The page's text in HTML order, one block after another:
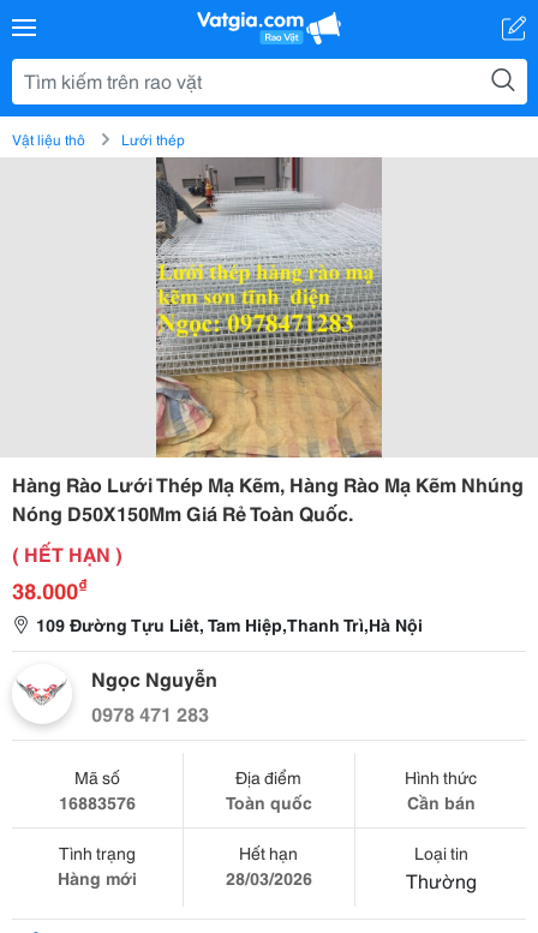
Vật liệu thô Lưới thép
Hàng Rào Lưới Thép Mạ Kẽm, Hàng Rào Mạ Kẽm Nhúng
Nóng D50X150Mm Giá Rẻ Toàn Quốc.
( HẾT HẠN )
38.000₫
109 Đường Tựu Liêt, Tam Hiệp,Thanh Trì,Hà Nội
Ngọc Nguyễn
0978 471 283
Mã số
16883576
Địa điểm
Toàn quốc
Hình thức
Cần bán
Tình trạng
Hàng mới
Hết hạn
28/03/2026
Loại tin
Thường